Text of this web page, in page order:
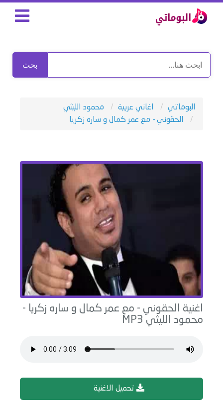
بحث
البوماتي اغاني عربية
محمود الليثي
الحقوني - مع عمر كمال و ساره زكريا
اغنية الحقوني - مع عمر كمال و ساره زكريا -
محمود الليثي
تحميل الاغنية